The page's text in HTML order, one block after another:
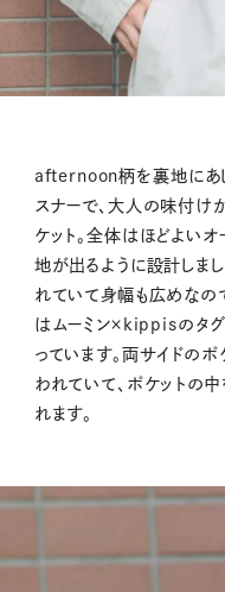
afternoon柄を裏地にあし
スナーで、大人の味付け
ケット。全体はほどよい
地が出るように設計しま
れていて身幅も広めなの
はムーミン×kippisのタグ
っています。両サイドの
われていて、ポケットの
れます。